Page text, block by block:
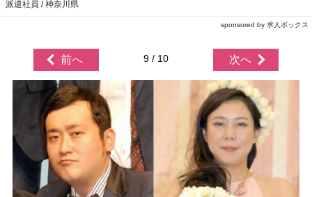
派遣社員 / 神奈川県
sponsored by 求人ボックス
前へ 9 / 10 次へ